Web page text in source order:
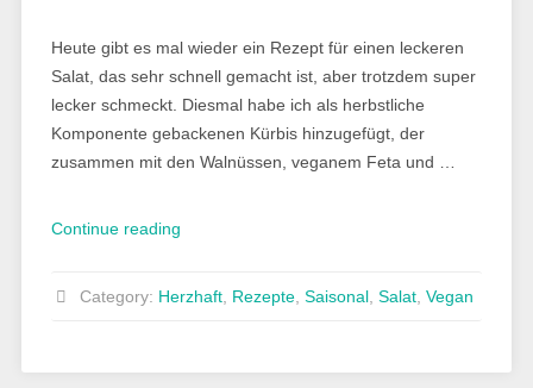
Heute gibt es mal wieder ein Rezept für einen leckeren
Salat, das sehr schnell gemacht ist, aber trotzdem super
lecker schmeckt. Diesmal habe ich als herbstliche
Komponente gebackenen Kürbis hinzugefügt, der
zusammen mit den Walnüssen, veganem Feta und …
Continue reading„Rezept:
Category: Herzhaft, Rezepte, Saisonal, Salat, Vegan